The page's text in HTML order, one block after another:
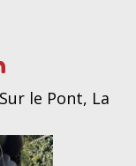
le Pont, La